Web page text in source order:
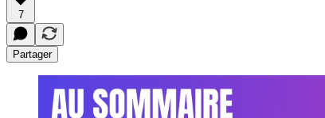
7
Partager